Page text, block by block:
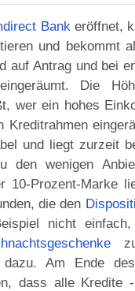
Bankeröffnet,
und bekommt
auf Antrag und bei
Die
wer ein hohes
Kreditrahmen
und liegt zurzeit
den wenigen
10-Prozent-Marke
die den
nicht
zu
dazu. Am Ende
dass alle Kredite